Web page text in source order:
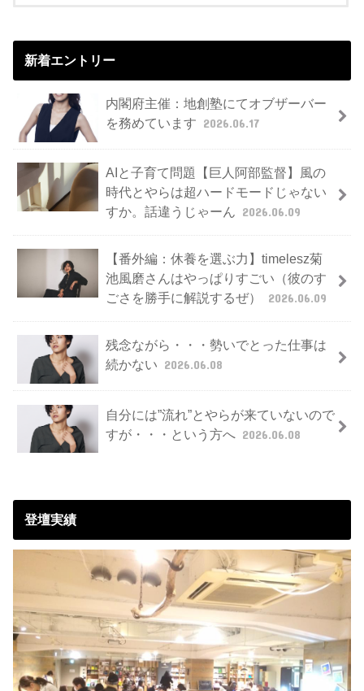
新着エントリー
内閣府主催：地創塾にてオブザーバー
を務めています 2026.06.17
AIと子育て問題【巨人阿部監督】風の
時代とやらは超ハードモードじゃない
すか。話違うじゃーん 2026.06.09
【番外編：休養を選ぶ力】timelesz菊
池風磨さんはやっぱりすごい（彼のす
ごさを勝手に解説するぜ）
2026.06.09
残念ながら・・・勢いでとった仕事は
続かない 2026.06.08
自分には”流れ”とやらが来ていないので
すが・・・という方へ 2026.06.08
登壇実績